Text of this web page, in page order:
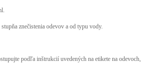
znečistenia odevov a od typu vody.
podľa inštrukcií uvedených na etikete na odevoch,